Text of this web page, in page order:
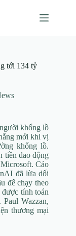
tới 134 tỷ
khổng lồ
mới khi vị
khổng lồ.
tiền dao động
Cáo
đã lừa dối
để chạy theo
tính toán
Wazzan,
thương mại